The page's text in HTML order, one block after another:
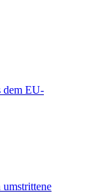
dem EU-